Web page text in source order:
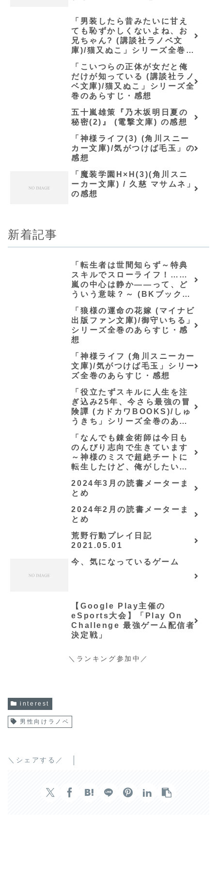
「男装したら昔みたいに甘え
ても恥ずかしくないよね、お
兄ちゃん? (講談社ラノベ文
庫)/猫又ぬこ」シリーズ全巻の
「こいつらの正体が女だと俺
だけが知っている (講談社ラノ
ベ文庫)/猫又ぬこ」シリーズ全
巻のあらすじ・感想
五十嵐雄策『乃木坂明日夏の
秘密(2)』 (電撃文庫) の感想
「神様ライフ(3) (角川スニー
カー文庫)/気がつけば毛玉」の
感想
「魔装学園H×H(3)(角川スニ
ーカー文庫) / 久慈 マサムネ」
の感想
新着記事
「転生者は世間知らず～特典
スキルでスローライフ！……
嵐の中心は静か――って、ど
ういう意味？～ (BKブック
らすじ・感想
「狼様の運命の花嫁 (マイナビ
出版ファン文庫)/御守いちる」
シリーズ全巻のあらすじ・感
想
「神様ライフ (角川スニーカー
文庫)/気がつけば毛玉」シリー
ズ全巻のあらすじ・感想
「役立たずスキルに人生を注
ぎ込み25年、今さら最強の冒
険譚 (カドカワBOOKS)/しゅ
うきち」シリーズ全巻のあら
「なんでも錬金術師は今日も
のんびり志向で生きています
～神様のミスで超絶チートに
転生したけど、俺がしたいの
会の立上げです～（グラスト
ノベルス） (グラスト
NOVELS)/可換環」シリーズ
全巻のあらすじ・感想
2024年3月の読書メーターま
とめ
2024年2月の読書メーターま
とめ
荒野行動プレイ日記
2021.05.01
今、気になっているゲーム
【Google Play主催の
eSports大会】「Play On
Challenge 最強ゲーム配信者
決定戦」
＼ランキング参加中／
interest
男性向けラノベ
＼シェアする／